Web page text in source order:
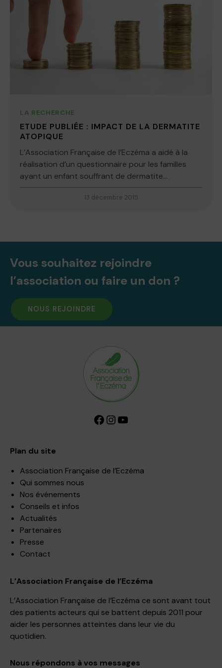
LA RECHERCHE
ETUDE PUBLIÉE : IMPACT DE LA DERMATITE
ATOPIQUE
L’Association Française de l’Eczéma a aidé à la
réalisation d’un questionnaire pour les familles
ayant un enfant souffrant de dermatite...
13 décembre 2015
Vous souhaitez rejoindre
l’association ou faire un don ?
NOUS REJOINDRE
Facebook InstagramYouTube
Plan du site
Association Française de l’Eczéma
Qui sommes nous
Nos événements
Conseils et infos
Actualités
Partenaires
Presse
Contact
L’Association Française de l’Eczéma
L’Association Française de l’Eczéma ce sont avant tout
des patients acteurs qui se battent depuis 2011 pour
aider les personnes atteintes dans leur vie du
quotidien.
Nous répondons à vos messages